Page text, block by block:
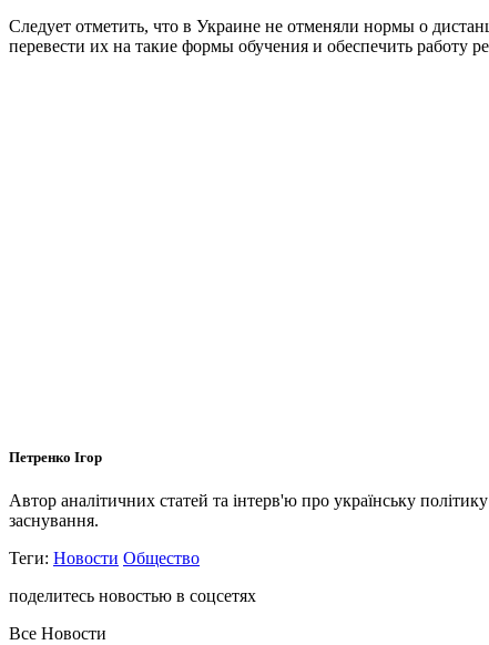
Следует отметить, что в Украине не отменяли нормы о
перевести их на такие формы обучения и обеспечить работу
Петренко Ігор
Автор аналітичних статей та інтерв'ю про українську
заснування.
Теги: Новости Общество
поделитесь новостью в соцсетях
Все Новости